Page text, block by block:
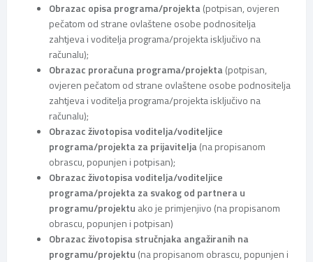
Obrazac opisa programa/projekta (potpisan, ovjeren
pečatom od strane ovlaštene osobe podnositelja
zahtjeva i voditelja programa/projekta isključivo na
računalu);
Obrazac proračuna programa/projekta (potpisan,
ovjeren pečatom od strane ovlaštene osobe podnositelja
zahtjeva i voditelja programa/projekta isključivo na
računalu);
Obrazac životopisa voditelja/voditeljice
programa/projekta za prijavitelja (na propisanom
obrascu, popunjen i potpisan);
Obrazac životopisa voditelja/voditeljice
programa/projekta za svakog od partnera u
programu/projektu ako je primjenjivo (na propisanom
obrascu, popunjen i potpisan)
Obrazac životopisa stručnjaka angažiranih na
programu/projektu (na propisanom obrascu, popunjen i